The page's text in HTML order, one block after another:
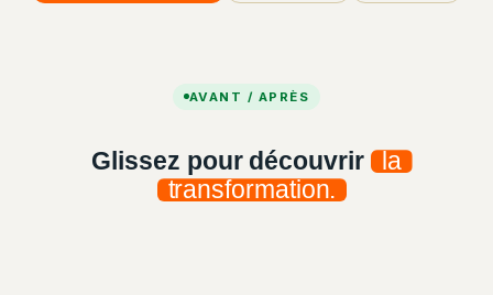
AVANT / APRÈS
Glissez pour découvrir
la
transformation.